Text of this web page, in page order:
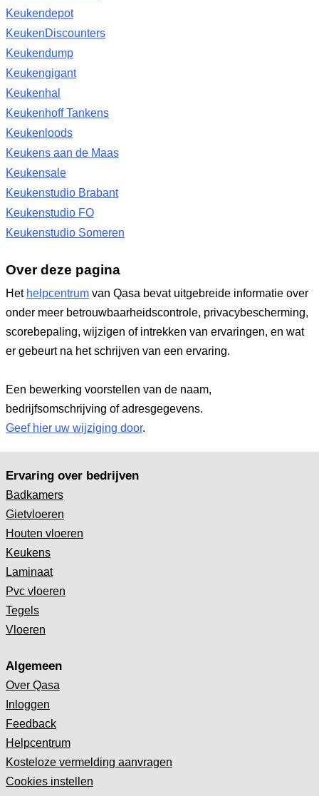
Keukendepot
KeukenDiscounters
Keukendump
Keukengigant
Keukenhal
Keukenhoff Tankens
Keukenloods
Keukens aan de Maas
Keukensale
Keukenstudio Brabant
Keukenstudio FO
Keukenstudio Someren
Over deze pagina
Het helpcentrum van Qasa bevat uitgebreide informatie over
onder meer betrouwbaarheidscontrole, privacybescherming,
scorebepaling, wijzigen of intrekken van ervaringen, en wat
er gebeurt na het schrijven van een ervaring.
Een bewerking voorstellen van de naam,
bedrijfsomschrijving of adresgegevens.
Geef hier uw wijziging door.
Ervaring over bedrijven
Badkamers
Gietvloeren
Houten vloeren
Keukens
Laminaat
Pvc vloeren
Tegels
Vloeren
Algemeen
Over Qasa
Inloggen
Feedback
Helpcentrum
Kosteloze vermelding aanvragen
Cookies instellen